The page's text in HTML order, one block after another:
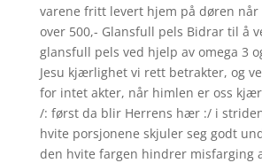
varene fritt levert hjem på døren
over 500,- Glansfull pels Bidrar til å
glansfull pels ved hjelp av omega 3
Jesu kjærlighet vi rett betrakter, og
for intet akter, når himlen er oss
/: først da blir Herrens hær :/ i
hvite porsjonene skjuler seg godt
den hvite fargen hindrer misfarging